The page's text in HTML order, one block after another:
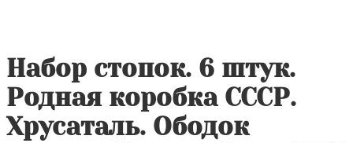
Набор стопок. 6 штук.
Родная коробка СССР.
Хрусаталь. Ободок